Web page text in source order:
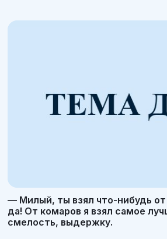
— Милый, ты взял что-нибудь
да! От комаров я взял самое
смелость, выдержку.